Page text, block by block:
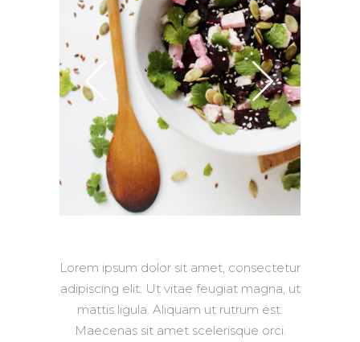
Jun
Lorem ipsum dolor sit amet, consectetur
adipiscing elit. Ut vitae feugiat magna, ut
mattis ligula. Aliquam ut rutrum est.
Maecenas sit amet scelerisque orci.